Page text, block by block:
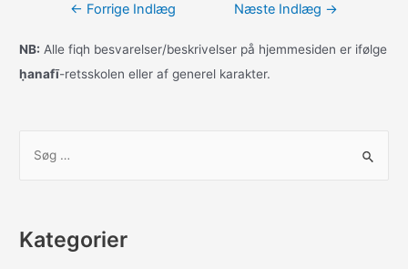
b
o
k
d
o
Indlægsnavigation
← Forrige Indlæg Næste Indlæg →
NB: Alle fiqh besvarelser/beskrivelser på hjemmesiden er ifølge
ḥanafī-retsskolen eller af generel karakter.
f
Kategorier